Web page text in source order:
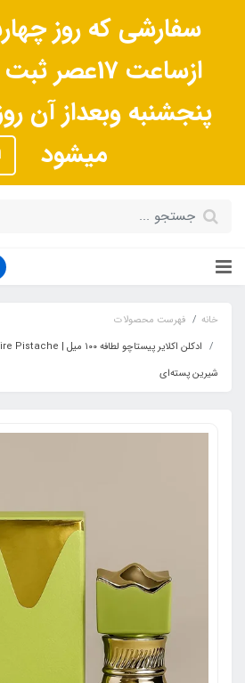
سفارشی که روز
ازساعت
پنجشنبه وبعداز آن
میشود
خانه
فهرست محصولات
شیرین پسته‌ای